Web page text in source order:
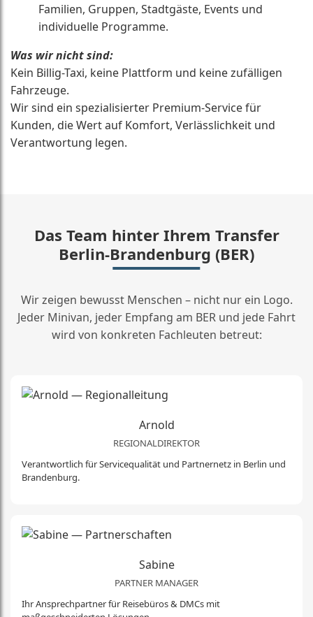
Familien, Gruppen, Stadtgäste, Events und
individuelle Programme.
Was wir nicht sind:
Kein Billig-Taxi, keine Plattform und keine zufälligen
Fahrzeuge.
Wir sind ein spezialisierter Premium-Service für
Kunden, die Wert auf Komfort, Verlässlichkeit und
Verantwortung legen.
Das Team hinter Ihrem Transfer
Berlin-Brandenburg (BER)
Wir zeigen bewusst Menschen – nicht nur ein Logo.
Jeder Minivan, jeder Empfang am BER und jede Fahrt
wird von konkreten Fachleuten betreut:
Arnold
REGIONALDIREKTOR
Verantwortlich für Servicequalität und Partnernetz in Berlin und
Brandenburg.
Sabine
PARTNER MANAGER
Ihr Ansprechpartner für Reisebüros & DMCs mit